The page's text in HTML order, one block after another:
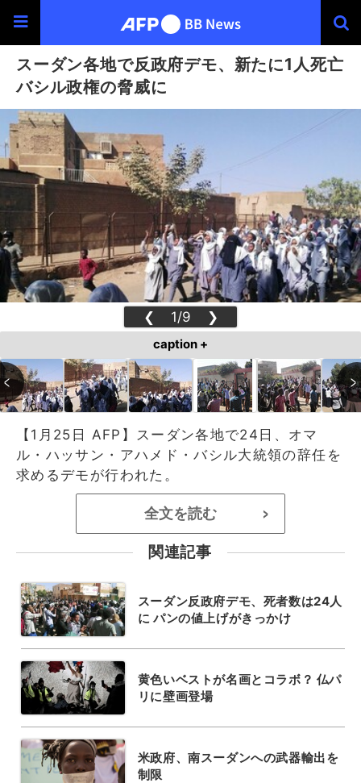
スーダン各地で反政府デモ、新たに1人死亡
バシル政権の脅威に
❮ 1/9 ❯
caption +
【1月25日 AFP】スーダン各地で24日、オマ
ル・ハッサン・アハメド・バシル大統領の辞任を
求めるデモが行われた。
全文を読む >
関連記事
スーダン反政府デモ、死者数は24人
に パンの値上げがきっかけ
黄色いベストが名画とコラボ？ 仏パ
リに壁画登場
米政府、南スーダンへの武器輸出を
制限